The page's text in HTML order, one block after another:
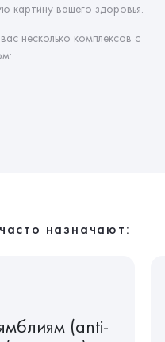
картину вашего здоровья.
несколько комплексов с
назначают:
(anti-